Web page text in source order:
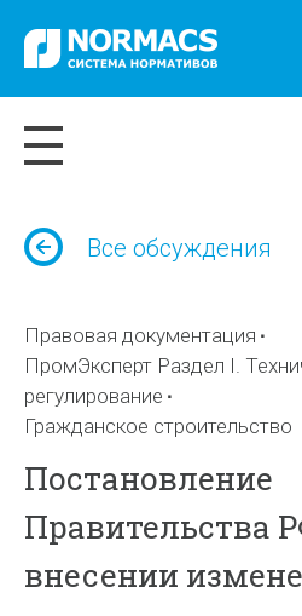
Все обсуждения
Правовая документация
ПромЭксперт Раздел I.
регулирование
Гражданское строительство
Постановление
Правительства
внесении